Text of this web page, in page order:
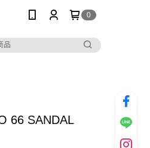
0
66 SANDAL